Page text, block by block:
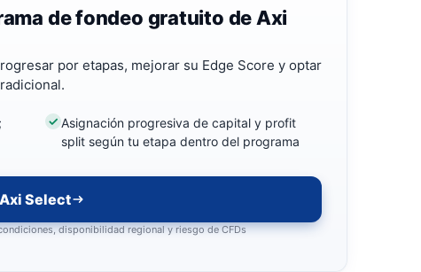
de fondeo gratuito de Axi
por etapas, mejorar su Edge Score y optar
Asignación progresiva de capital y profit
split según tu etapa dentro del programa
Select
disponibilidad regional y riesgo de CFDs